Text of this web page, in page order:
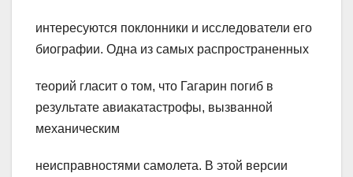
интересуются поклонники и исследователи его
биографии. Одна из самых распространенных
теорий гласит о том, что Гагарин погиб в
результате авиакатастрофы, вызванной
механическим
неисправностями самолета. В этой версии